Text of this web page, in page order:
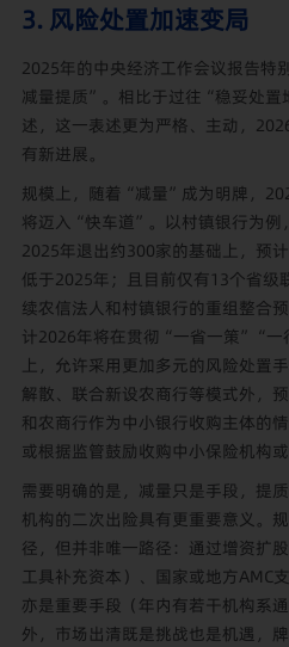
3. 风险处置加速变局
2025年的中央经济工作会议报告特
减量提质”。相比于过往“稳妥处置
述，这一表述更为严格、主动，
有新进展。
规模上，随着“减量”成为明牌，
将迈入“快车道”。以村镇银行为例
2025年退出约300家的基础上，预
低于2025年；且目前仅有13个省级
续农信法人和村镇银行的重组整合
计2026年将在贯彻“一省一策”“一
上，允许采用更加多元的风险处置
解散、联合新设农商行等模式外，
和农商行作为中小银行收购主体的
或根据监管鼓励收购中小保险机构或
需要明确的是，减量只是手段，提
机构的二次出险具有更重要意义。
径，但并非唯一路径：通过增资扩
工具补充资本）、国家或地方AMC
亦是重要手段（年内有若干机构系
外，市场出清既是挑战也是机遇，